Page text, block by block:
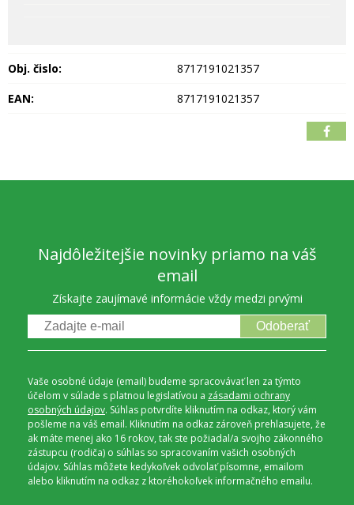
Obj. čislo:
8717191021357
EAN:
8717191021357
Najdôležitejšie novinky priamo na váš
email
Získajte zaujímavé informácie vždy medzi prvými
Odoberať
Vaše osobné údaje (email) budeme spracovávať len za týmto
účelom v súlade s platnou legislatívou a zásadami ochrany
osobných údajov. Súhlas potvrdíte kliknutím na odkaz, ktorý vám
pošleme na váš email. Kliknutím na odkaz zároveň prehlasujete, že
ak máte menej ako 16 rokov, tak ste požiadal/a svojho zákonného
zástupcu (rodiča) o súhlas so spracovaním vašich osobných
údajov. Súhlas môžete kedykoľvek odvolať písomne, emailom
alebo kliknutím na odkaz z ktoréhokoľvek informačného emailu.